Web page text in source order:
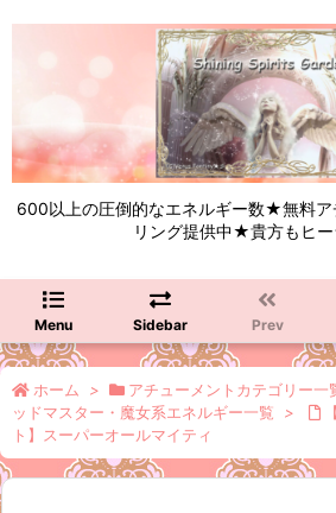
600以上の圧倒的なエネルギー数★無料ア
リング提供中★貴方もヒー
Menu Sidebar Prev
ホーム > アチューメントカテゴリー一
ッドマスター・魔女系エネルギー一覧
>
ト】スーパーオールマイティ